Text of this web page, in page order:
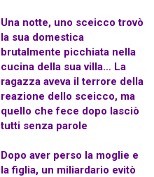
Una notte, uno sceicco trovò
la sua domestica
brutalmente picchiata nella
cucina della sua villa… La
ragazza aveva il terrore della
reazione dello sceicco, ma
quello che fece dopo lasciò
tutti senza parole
Dopo aver perso la moglie e
la figlia, un miliardario evitò